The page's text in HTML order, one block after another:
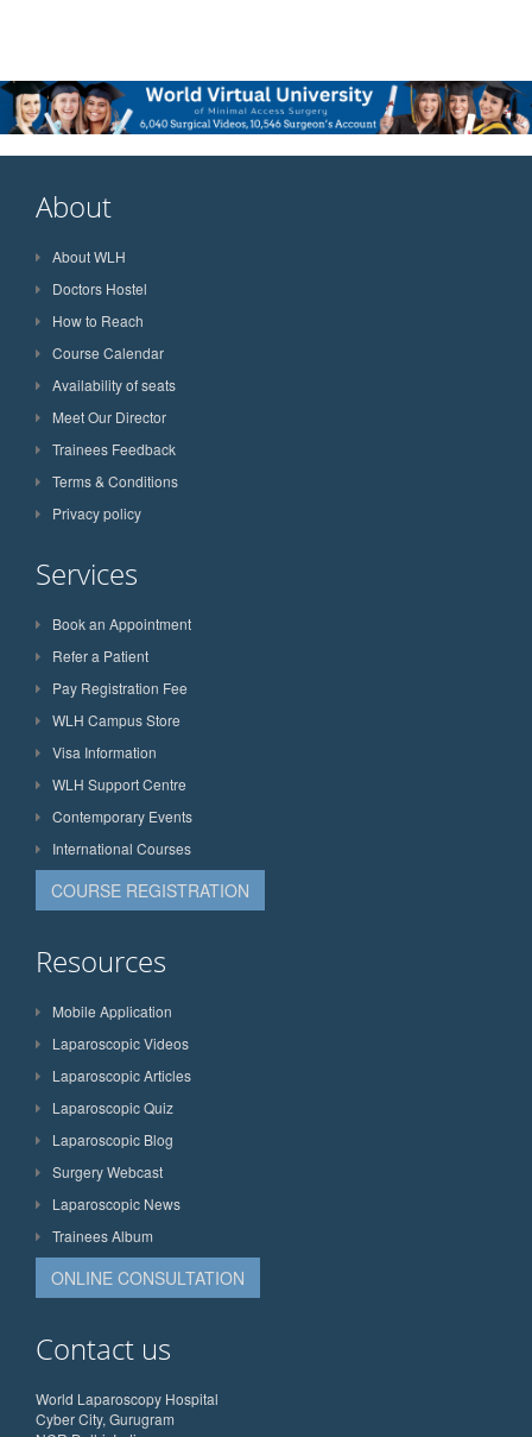
About
About WLH
Doctors Hostel
How to Reach
Course Calendar
Availability of seats
Meet Our Director
Trainees Feedback
Terms & Conditions
Privacy policy
Services
Book an Appointment
Refer a Patient
Pay Registration Fee
WLH Campus Store
Visa Information
WLH Support Centre
Contemporary Events
International Courses
COURSE REGISTRATION
Resources
Mobile Application
Laparoscopic Videos
Laparoscopic Articles
Laparoscopic Quiz
Laparoscopic Blog
Surgery Webcast
Laparoscopic News
Trainees Album
ONLINE CONSULTATION
Contact us
World Laparoscopy Hospital
Cyber City, Gurugram